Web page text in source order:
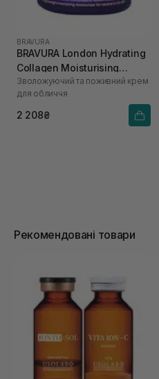
BRAVURA
BRAVURA London Hydrating
Collagen Moisturising
Cream 50 мл
Зволожуючий та поживний крем
для обличчя
2 208₴
Рекомендовані товари